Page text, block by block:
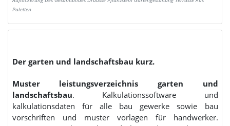
Paletten
Der garten und landschaftsbau kurz.
Muster leistungsverzeichnis garten und
landschaftsbau. Kalkulationssoftware und
kalkulationsdaten für alle bau gewerke sowie bau
vorschriften und muster vorlagen für handwerker.